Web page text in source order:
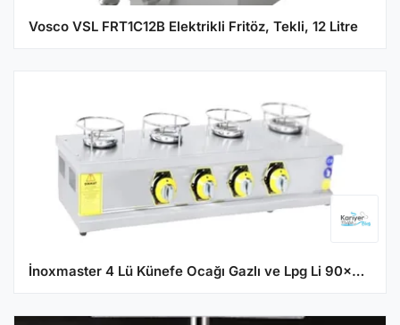
Vosco VSL FRT1C12B Elektrikli Fritöz, Tekli, 12 Litre
İnoxmaster 4 Lü Künefe Ocağı Gazlı ve Lpg Li 90x25x18 Cm İMR-KNFOGT-4